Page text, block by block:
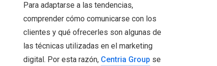
Para adaptarse a las tendencias,
comprender cómo comunicarse con los
clientes y qué ofrecerles son algunas de
las técnicas utilizadas en el marketing
digital. Por esta razón, Centria Group se